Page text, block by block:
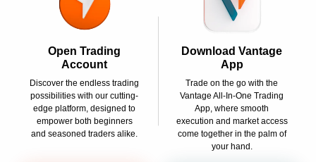
Open Trading
Account
Discover the endless trading
possibilities with our cutting-
edge platform, designed to
empower both beginners
and seasoned traders alike.
Download Vantage
App
Trade on the go with the
Vantage All-In-One Trading
App, where smooth
execution and market access
come together in the palm of
your hand.